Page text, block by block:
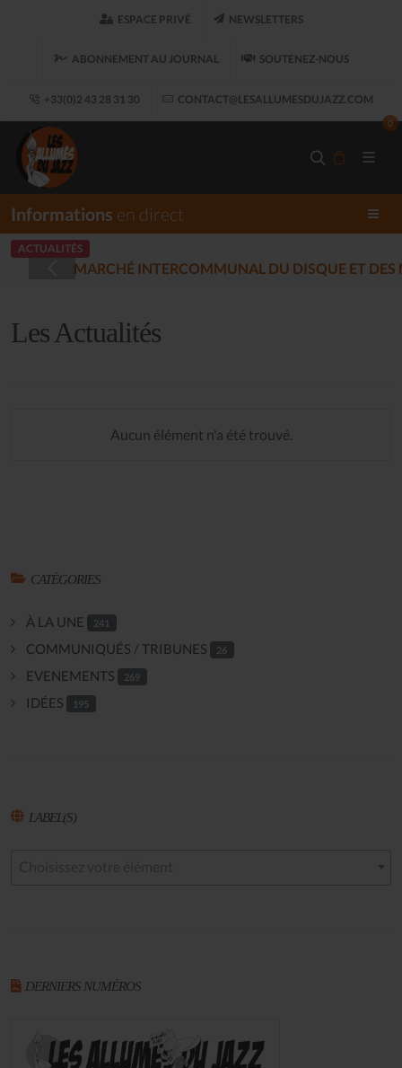
ESPACE PRIVÉ NEWSLETTERS
ABONNEMENT AU JOURNAL SOUTENEZ-NOUS
+33(0)2 43 28 31 30 CONTACT@LESALLUMESDUJAZZ.COM
0
Informations en direct
ACTUALITÉS
LES ALLUMÉS
Les Actualités
Aucun élément n'a été trouvé.
CATÉGORIES
À LA UNE 241
COMMUNIQUÉS / TRIBUNES 26
EVENEMENTS 269
IDÉES 195
LABEL(S)
DERNIERS NUMÉROS